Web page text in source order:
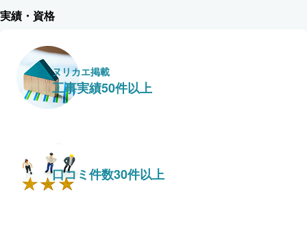
実績・資格
ヌリカエ掲載
工事実績50件以上
口コミ件数30件以上